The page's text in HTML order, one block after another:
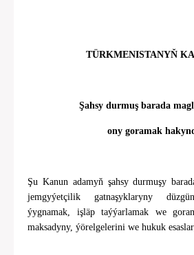
TÜRKMENISTANYŇ
Şahsy durmuş barada
ony goramak
Şu Kanun adamyň şahsy durmuşy
jemgyýetçilik gatnaşyklaryny
ýygnamak, işläp taýýarlamak we
maksadyny, ýörelgelerini we hukuk